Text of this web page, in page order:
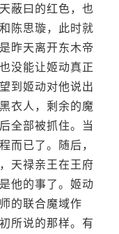
蔽曰的红色，也
思璇，此时就
昨天离开东木帝
没能让姬动真正
到姬动对他说出
人，剩余的魔
全部被抓住。当
而已了。随后，
天禄亲王在王府
他的事了。姬动
的联合魔域作
所说的那样。有